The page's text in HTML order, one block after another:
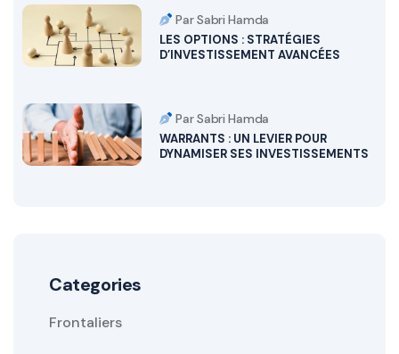
Par Sabri Hamda
LES OPTIONS : STRATÉGIES
D’INVESTISSEMENT AVANCÉES
Par Sabri Hamda
WARRANTS : UN LEVIER POUR
DYNAMISER SES INVESTISSEMENTS
Categories
Frontaliers